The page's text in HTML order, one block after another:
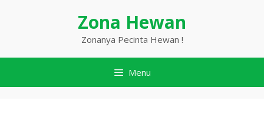
Zona Hewan
Zonanya Pecinta Hewan !
Menu